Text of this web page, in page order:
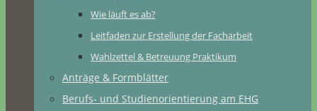
Wie läuft es ab?
Leitfaden zur Erstellung der Facharbeit
Wahlzettel & Betreuung Praktikum
Anträge & Formblätter
Berufs- und Studienorientierung am EHG